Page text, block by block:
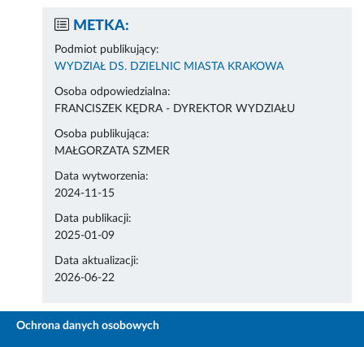
METKA:
Podmiot publikujący:
WYDZIAŁ DS. DZIELNIC MIASTA KRAKOWA
Osoba odpowiedzialna:
FRANCISZEK KĘDRA - DYREKTOR WYDZIAŁU
Osoba publikująca:
MAŁGORZATA SZMER
Data wytworzenia:
2024-11-15
Data publikacji:
2025-01-09
Data aktualizacji:
2026-06-22
Ochrona danych osobowych